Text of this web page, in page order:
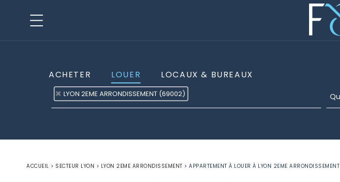
ACHETER LOUER LOCAUX & BUREAUX
LYON 2EME ARRONDISSEMENT (69002)
ACCUEIL > SECTEUR LYON > LYON 2EME ARRONDISSEMENT > APPARTEMENT À LOUER À LYON 2EME ARRONDISSEMENT